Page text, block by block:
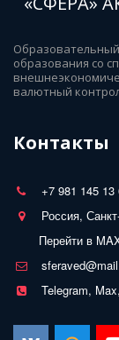
образования со
валютный
Контакты
+7 981 145 13
Россия,
Перейти в
Telegram,